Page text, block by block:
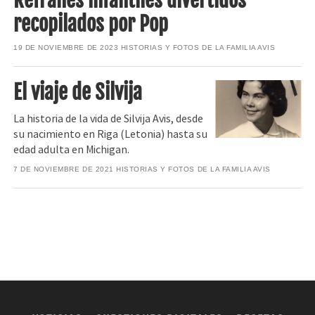
recopilados por Pop
19 DE NOVIEMBRE DE 2023 HISTORIAS Y FOTOS DE LA FAMILIA AVIS
El viaje de Silvija
La historia de la vida de Silvija Avis, desde
su nacimiento en Riga (Letonia) hasta su
edad adulta en Michigan.
7 DE NOVIEMBRE DE 2021 HISTORIAS Y FOTOS DE LA FAMILIA AVIS